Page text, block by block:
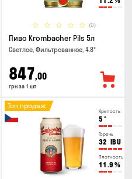
(0)
Пиво Krombacher Pils 5л
Светлое, Фильтрованное, 4.8°
847,00
грн за 1 шт
Крепость
5 °
Горечь
32 IBU
Плотность
11.9 %
Топ продаж